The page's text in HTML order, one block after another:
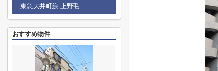
東急大井町線 上野毛
おすすめ物件